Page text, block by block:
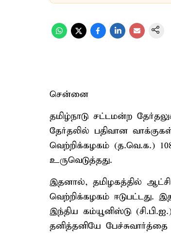
சென்னை
தமிழ்நாடு சட்டமன்ற
தேர்தலில் பதிவான
வெற்றிக்கழகம் (த.வெ.க.)
உருவெடுத்தது.
இதனால், தமிழகத்தில்
வெற்றிக்கழகம் ஈடுபட்டது.
இந்திய கம்யூனிஸ்டு
தனித்தனியே பேச்சுவார்த்தை